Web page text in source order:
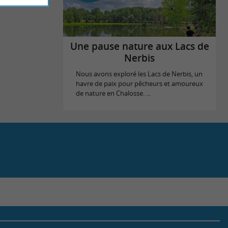
Une pause nature aux Lacs de
Nerbis
Nous avons exploré les Lacs de Nerbis, un
havre de paix pour pêcheurs et amoureux
de nature en Chalosse. ...